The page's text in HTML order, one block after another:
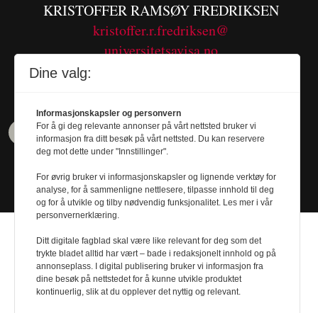
KRISTOFFER RAMSØY FREDRIKSEN
kristoffer.r.fredriksen@
universitetsavisa.no
Design byNordström Design- Powered by
Dine valg:
Informasjonskapsler og personvern
For å gi deg relevante annonser på vårt nettsted bruker vi
informasjon fra ditt besøk på vårt nettsted. Du kan reservere
deg mot dette under "Innstillinger".
For øvrig bruker vi informasjonskapsler og lignende verktøy for
analyse, for å sammenligne nettlesere, tilpasse innhold til deg
og for å utvikle og tilby nødvendig funksjonalitet. Les mer i vår
personvernerklæring.
Ditt digitale fagblad skal være like relevant for deg som det
trykte bladet alltid har vært – bade i redaksjonelt innhold og på
annonseplass. I digital publisering bruker vi informasjon fra
dine besøk på nettstedet for å kunne utvikle produktet
kontinuerlig, slik at du opplever det nyttig og relevant.